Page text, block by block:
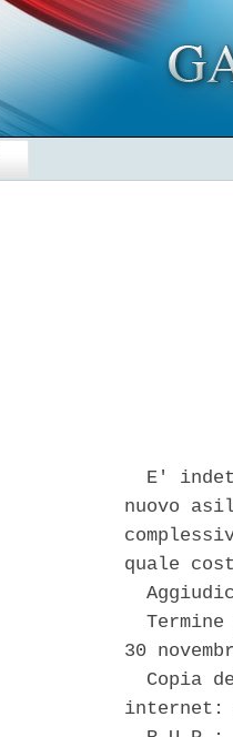
E'
nuovo
quale
Termine
30
Copia
internet: